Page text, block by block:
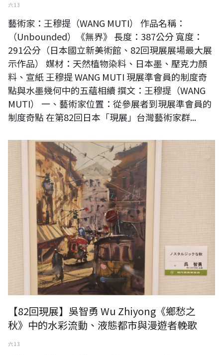
六 13
藝術家：王穆提（WANG MUTI） 作品名稱：
（Unbounded）《無界》 長度：387公分 寬度：
291公分（日本國立新美術館、82回現展展場最大展
示作品） 媒材：天然植物染料、日本墨、壓克力顏
料、宣紙 王穆提 WANG MUTI 現展準會員的制度奇
點與水墨幾何中的五蘊相續 撰文：王穆提（WANG
MUTI） 一、藝術家位置：從參展者到現展準會員的
制度奇點 在第82回日本「現展」台灣藝術家群...
【82回現展】吳智勇 Wu Zhiyong《鄉愁之
秋》中的水彩流動、液態都市與漫遊者輓歌
六 13